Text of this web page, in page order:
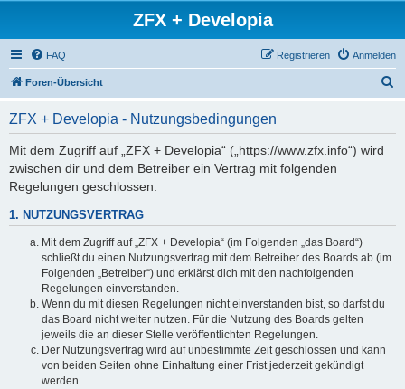
ZFX + Developia
FAQ Anmelden
Registrieren
Foren-Übersicht
ZFX + Developia - Nutzungsbedingungen
Mit dem Zugriff auf „ZFX + Developia“ („https://www.zfx.info“) wird
zwischen dir und dem Betreiber ein Vertrag mit folgenden
Regelungen geschlossen:
1. NUTZUNGSVERTRAG
Mit dem Zugriff auf „ZFX + Developia“ (im Folgenden „das Board“)
schließt du einen Nutzungsvertrag mit dem Betreiber des Boards ab (im
Folgenden „Betreiber“) und erklärst dich mit den nachfolgenden
Regelungen einverstanden.
Wenn du mit diesen Regelungen nicht einverstanden bist, so darfst du
das Board nicht weiter nutzen. Für die Nutzung des Boards gelten
jeweils die an dieser Stelle veröffentlichten Regelungen.
Der Nutzungsvertrag wird auf unbestimmte Zeit geschlossen und kann
von beiden Seiten ohne Einhaltung einer Frist jederzeit gekündigt
werden.